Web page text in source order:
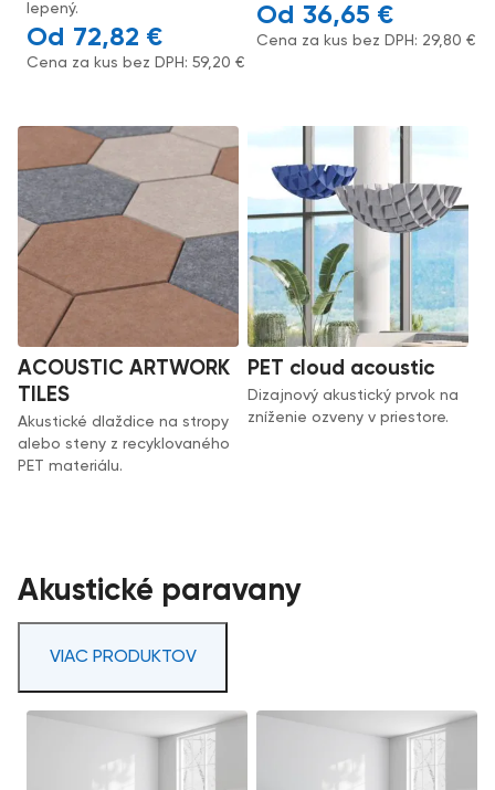
lepený.
72,82 €
Cena za kus bez DPH:59,20€
36,65 €
Cena za kus bez DPH: 29,80€
ACOUSTIC ARTWORK
TILES
Akustické dlaždice na stropy
alebo steny z recyklovaného
PET materiálu.
PET cloud acoustic
Dizajnový akustický prvok na
zníženie ozveny v priestore.
Akustické paravany
VIAC PRODUKTOV